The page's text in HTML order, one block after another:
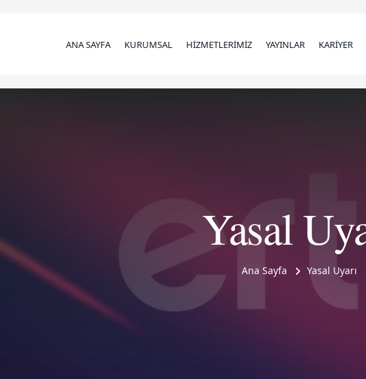
ANA SAYFA KURUMSAL HİZMETLERİMİZ YAYINLAR KARİYER
Yasal
Ana Sayfa Yasal Uyarı